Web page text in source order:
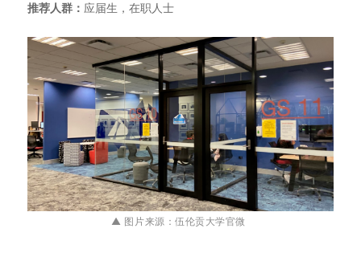
推荐人群： 应届生，在职人士
▲ 图片来源：伍伦贡大学官微